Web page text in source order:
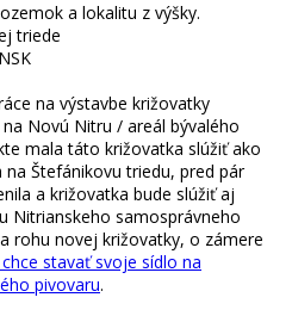
a lokalitu z výšky.
triede
na výstavbe križovatky
Novú Nitru / areál bývalého
mala táto križovatka slúžiť ako
Štefánikovu triedu, pred pár
a križovatka bude slúžiť aj
Nitrianskeho samosprávneho
rohu novej križovatky, o zámere
chce stavať svoje sídlo na
pivovaru.